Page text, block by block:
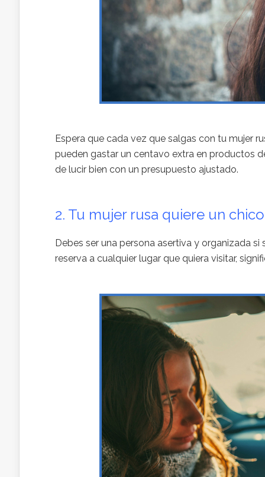
Espera que cada vez que salgas con tu mujer
pueden gastar un centavo extra en productos
de lucir bien con un presupuesto ajustado.
2. Tu mujer rusa quiere un
Debes ser una persona asertiva y organizada
reserva a cualquier lugar que quiera visitar,